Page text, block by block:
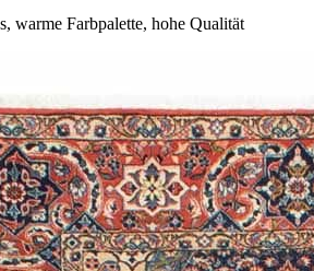
warme Farbpalette, hohe Qualität